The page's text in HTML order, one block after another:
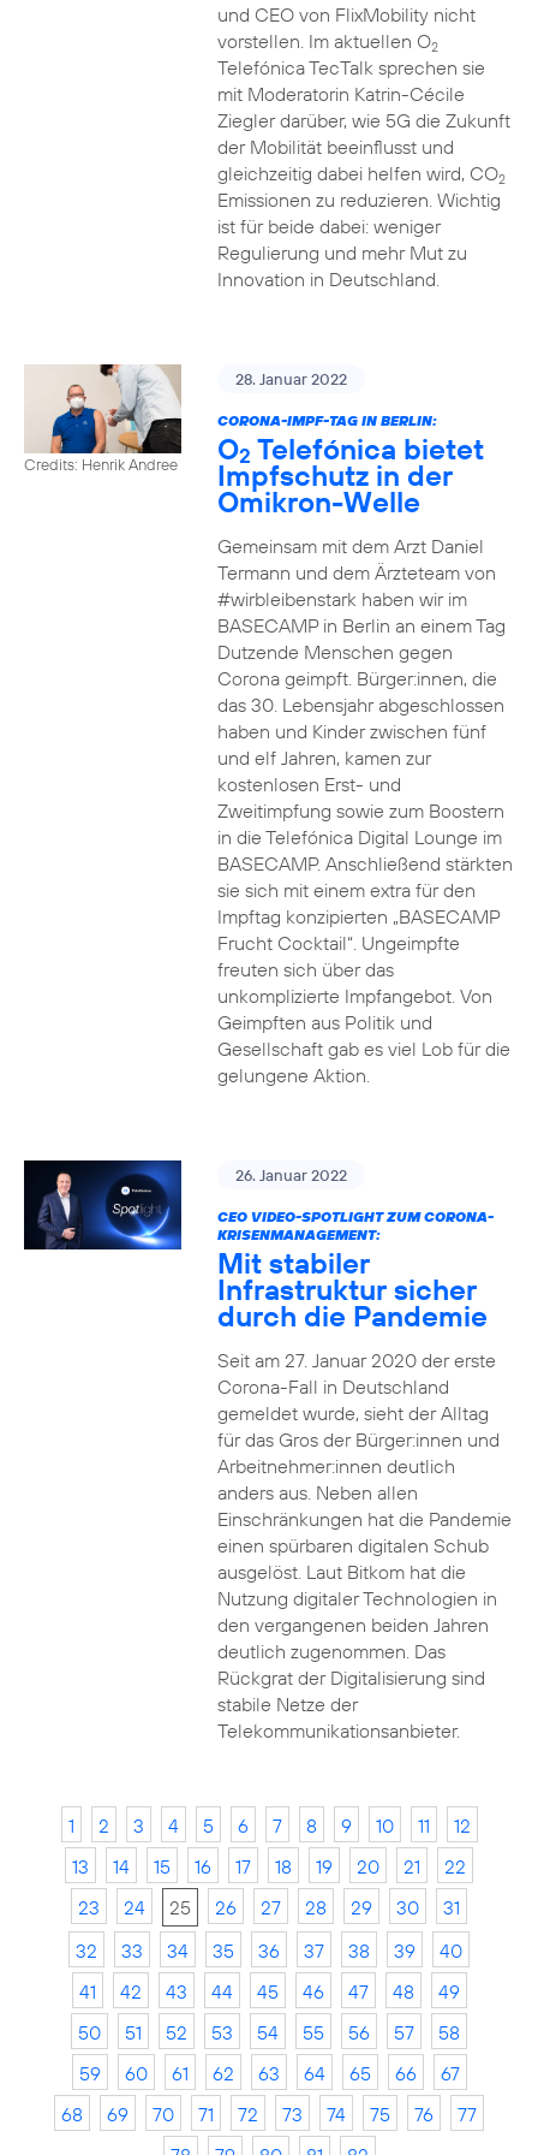
und CEO von FlixMobility nicht
vorstellen. Im aktuellen O2
Telefónica TecTalk sprechen sie
mit Moderatorin Katrin-Cécile
Ziegler darüber, wie 5G die Zukunft
der Mobilität beeinflusst und
gleichzeitig dabei helfen wird, CO2
Emissionen zu reduzieren. Wichtig
ist für beide dabei: weniger
Regulierung und mehr Mut zu
Innovation in Deutschland.
Credits: Henrik Andree
28. Januar 2022
CORONA-IMPF-TAG IN BERLIN:
O2 Telefónica bietet
Impfschutz in der
Omikron-Welle
Gemeinsam mit dem Arzt Daniel
Termann und dem Ärzteteam von
#wirbleibenstark haben wir im
BASECAMP in Berlin an einem Tag
Dutzende Menschen gegen
Corona geimpft. Bürger:innen, die
das 30. Lebensjahr abgeschlossen
haben und Kinder zwischen fünf
und elf Jahren, kamen zur
kostenlosen Erst- und
Zweitimpfung sowie zum Boostern
in die Telefónica Digital Lounge im
BASECAMP. Anschließend stärkten
sie sich mit einem extra für den
Impftag konzipierten „BASECAMP
Frucht Cocktail“. Ungeimpfte
freuten sich über das
unkomplizierte Impfangebot. Von
Geimpften aus Politik und
Gesellschaft gab es viel Lob für die
gelungene Aktion.
26. Januar 2022
CEO VIDEO-SPOTLIGHT ZUM CORONA-
KRISENMANAGEMENT:
Mit stabiler
Infrastruktur sicher
durch die Pandemie
Seit am 27. Januar 2020 der erste
Corona-Fall in Deutschland
gemeldet wurde, sieht der Alltag
für das Gros der Bürger:innen und
Arbeitnehmer:innen deutlich
anders aus. Neben allen
Einschränkungen hat die Pandemie
einen spürbaren digitalen Schub
ausgelöst. Laut Bitkom hat die
Nutzung digitaler Technologien in
den vergangenen beiden Jahren
deutlich zugenommen. Das
Rückgrat der Digitalisierung sind
stabile Netze der
Telekommunikationsanbieter.
1 2 3 4 5 6 7 8 9 10 11
12
13
14 15 16 17 18 19 20 21
22
23
24 25 26 27 28 29 30
31
32
33 34 35 36 37 38 39
40
41
42 43 44 45 46 47 48
49
50
51 52 53 54 55 56 57
58
59
60 61 62 63 64 65 66
67
68
69 70 71 72 73 74 75 76
77